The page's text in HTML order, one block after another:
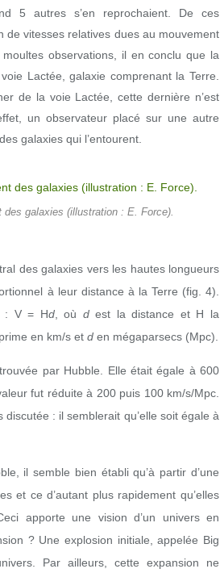
5 autres s’en reprochaient. De ces
de vitesses relatives dues au mouvement
observations, il en conclu que la
Lactée, galaxie comprenant la Terre.
de la voie Lactée, cette dernière n’est
un observateur placé sur une autre
galaxies qui l’entourent.
des galaxies (illustration : E. Force).
des galaxies vers les hautes longueurs
à leur distance à la Terre (fig. 4).
: V = Hd, où dest la distance et H la
en km/s et d en mégaparsecs (Mpc).
par Hubble. Elle était égale à 600
fut réduite à 200 puis 100 km/s/Mpc.
: il semblerait qu’elle soit égale à
il semble bien établi qu’à partir d’une
et ce d’autant plus rapidement qu’elles
apporte une vision d’un univers en
? Une explosion initiale, appelée Big
Par ailleurs, cette expansion ne